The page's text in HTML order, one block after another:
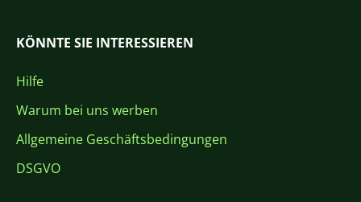
KÖNNTE SIE INTERESSIEREN
Hilfe
Warum bei uns werben
Allgemeine Geschäftsbedingungen
DSGVO